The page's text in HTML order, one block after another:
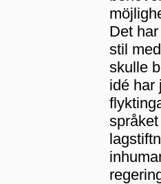
Det
stil
skulle
idé har